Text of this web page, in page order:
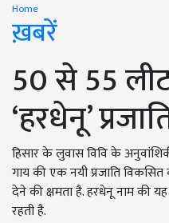
Home
ख़बरें
50 से 55
‘हरधेनू’
हिसार के लुवास विवि के
गाय की एक नयी प्रजाति
देने की क्षमता है. हरधेनू नाम की यह
रहती है.